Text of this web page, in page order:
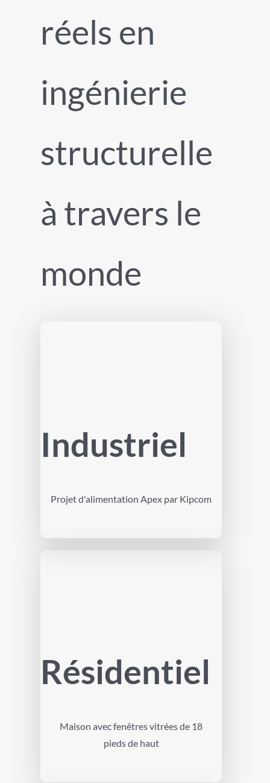
réels en
ingénierie
structurelle
à travers le
monde
Industriel
Projet d'alimentation Apex par Kipcom
Résidentiel
Maison avec fenêtres vitrées de 18
pieds de haut